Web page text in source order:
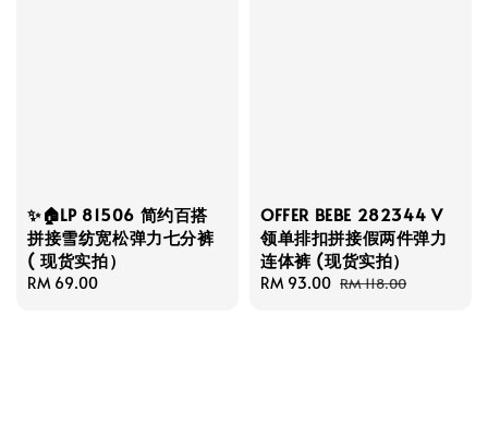
✨🏠LP 81506 简约百搭
拼接雪纺宽松弹力七分裤
( 现货实拍）
Regular
RM 69.00
OFFER BEBE 282344 V
领单排扣拼接假两件弹力
连体裤 (现货实拍）
Sale
RM 93.00 Regular
RM 118.00